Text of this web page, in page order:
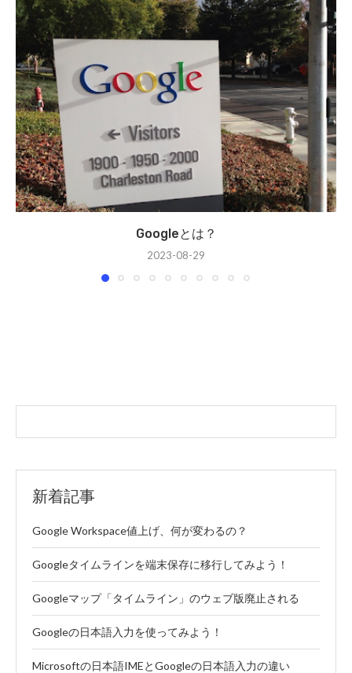
Googleとは？
2023-08-29
新着記事
Google Workspace値上げ、何が変わるの？
Googleタイムラインを端末保存に移行してみよう！
Googleマップ「タイムライン」のウェブ版廃止される
Googleの日本語入力を使ってみよう！
Microsoftの日本語IMEとGoogleの日本語入力の違い